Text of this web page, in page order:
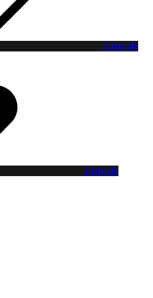
Liste de
Liste de